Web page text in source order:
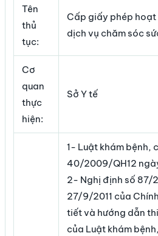
Tên
thủ
tục:
Cấp giấy phép
dịch vụ chăm sóc
Cơ
quan
thực
hiện:
Sở Y tế
1- Luật khám bệnh,
40/2009/QH12
2- Nghị định số 87/
27/9/2011 của
tiết và hướng dẫn
của Luật khám